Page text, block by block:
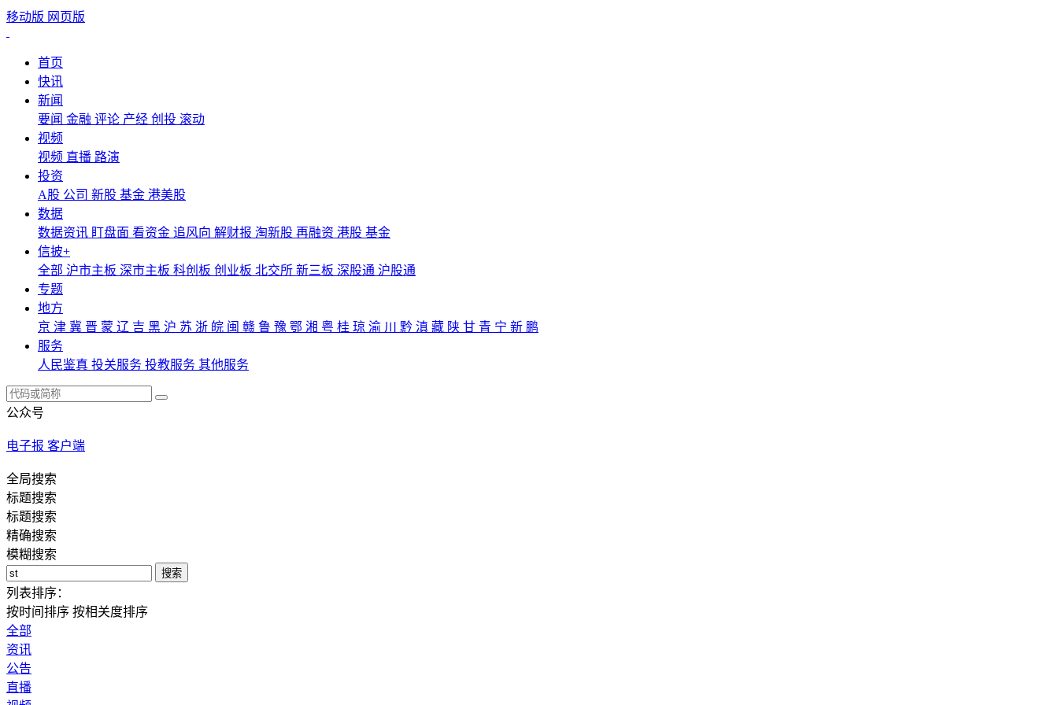
移动版 网页版
首页
快讯
新闻
要闻 金融 评论 产经 创投 滚动
视频
视频 直播 路演
投资
A股 公司 新股 基金 港美股
数据
数据资讯 盯盘面 看资金 追风向 解财报 淘新股 再融资 港股 基金
信披+
全部 沪市主板 深市主板 科创板 创业板 北交所 新三板 深股通 沪股通
专题
地方
京 津 冀 晋 蒙 辽 吉 黑 沪 苏 浙 皖 闽 赣 鲁 豫 鄂 湘 粤 桂 琼 渝 川 黔 滇 藏 陕 甘 青 宁 新 鹏
服务
人民鉴真 投关服务 投教服务 其他服务
公众号
电子报 客户端
全局搜索
标题搜索
标题搜索
精确搜索
模糊搜索
搜索
列表排序：
按时间排序 按相关度排序
全部
资讯
公告
直播